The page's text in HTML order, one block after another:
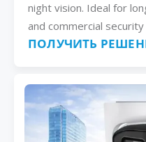
night vision. Ideal for
and commercial
ПОЛУЧИТЬ